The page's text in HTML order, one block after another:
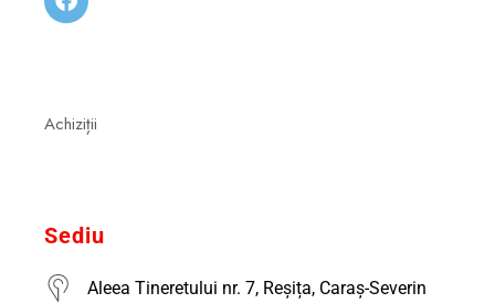
Achiziții
Sediu
Aleea Tineretului nr. 7, Reșița, Caraș-Severin